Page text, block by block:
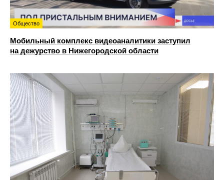
Общество
Мобильный комплекс видеоаналитики заступил
на дежурство в Нижегородской области